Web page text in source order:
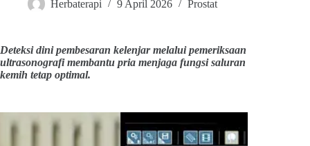
Herbaterapi 9 April 2026 Prostat
Deteksi dini pembesaran kelenjar melalui pemeriksaan
ultrasonografi membantu pria menjaga fungsi saluran
kemih tetap optimal.